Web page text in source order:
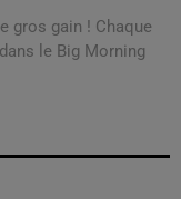
gros gain ! Chaque
le Big Morning